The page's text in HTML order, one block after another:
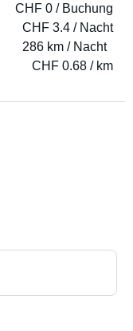
CHF 0 / Buchung
CHF 3.4 / Nacht
286 km / Nacht
CHF 0.68 / km